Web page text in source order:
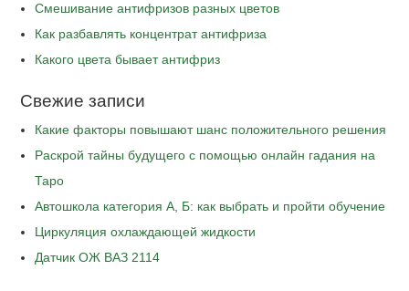
Cмешивание антифризов разных цветов
Как разбавлять концентрат антифриза
Какого цвета бывает антифриз
Свежие записи
Какие факторы повышают шанс положительного решения
Раскрой тайны будущего с помощью онлайн гадания на
Таро
Автошкола категория А, Б: как выбрать и пройти обучение
Циркуляция охлаждающей жидкости
Датчик ОЖ ВАЗ 2114